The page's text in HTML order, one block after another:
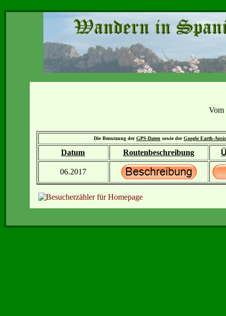
Vom
Die Benutzung derGPS-Daten sowie derGoogle Earth-
Datum Routenbeschreibung
06.2017